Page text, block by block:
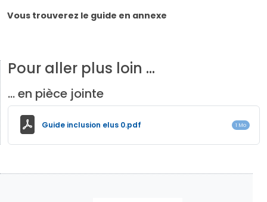
Vous trouverez le guide en annexe
Pour aller plus loin …
… en pièce jointe
Guide inclusion elus 0.pdf 1 Mo